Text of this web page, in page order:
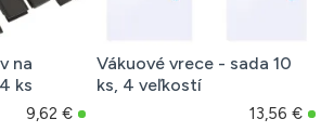
na
ks
9,62 €
Vákuové vrece - sada 10
ks, 4 veľkostí
13,56 €